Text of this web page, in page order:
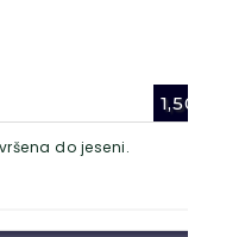
1,50
do jeseni.